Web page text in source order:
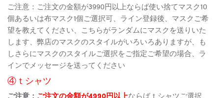
ご注意：ご注文の金額が3990円以上ならば使い捨てマスク10
個あるいは布マスク1個ご選択可、ライン登録後、マスクご希
望を教えてください、こちらがランダムにマスクを送りいた
します、弊店のマスクのスタイルがいろいろありますが、も
しさらにマスクのスタイルご選択をご指定ご希望の場合、ラ
インでメッセージを送ってください
④ｔシャツ
ご注意： ご注文の金額が4990円以上ならばｔシャツご選択